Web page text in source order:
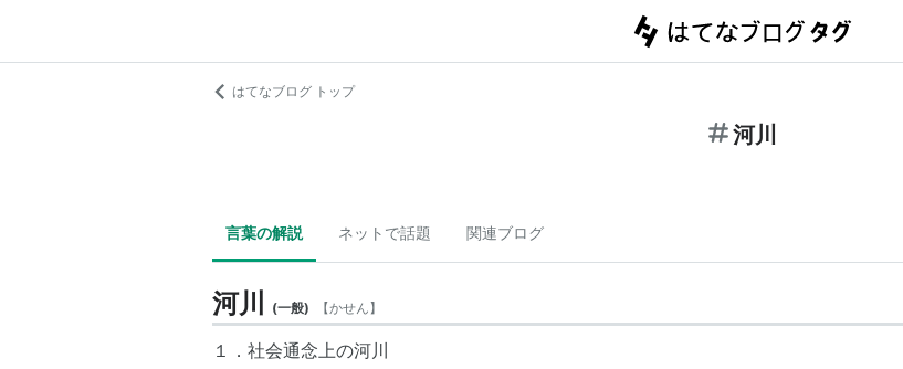
はてなブログ トップ
河川
言葉の解説 ネットで話題 関連ブログ
河川 (一般) 【かせん】
１．社会通念上の河川